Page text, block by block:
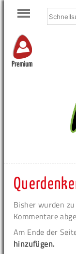
Premium
Bisher wurden zu
Kommentare
Am Ende der
hinzufügen.